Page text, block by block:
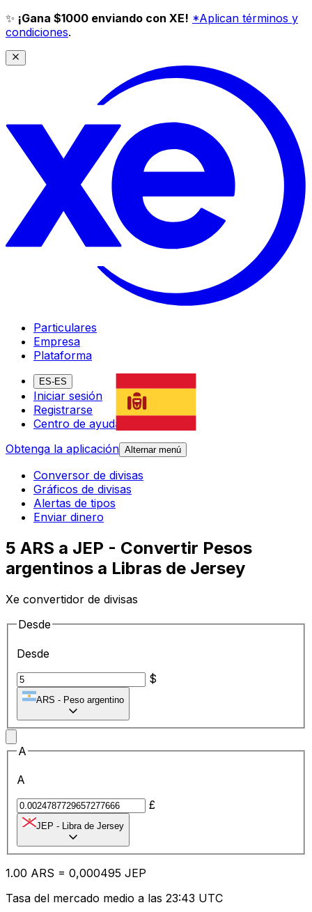
✨ ¡Gana $1000 enviando con XE! *Aplican términos y
condiciones.
Particulares
Empresa
Plataforma
ES-ES
Iniciar sesión
Registrarse
Centro de ayuda
Obtenga la aplicación Alternar menú
Conversor de divisas
Gráficos de divisas
Alertas de tipos
Enviar dinero
5 ARS a JEP - Convertir Pesos
argentinos a Libras de Jersey
Xe convertidor de divisas
Desde
Desde
$
ARS - Peso argentino
A
A
£
JEP - Libra de Jersey
1.00 ARS = 0,000495 JEP
Tasa del mercado medio a las 23:43 UTC